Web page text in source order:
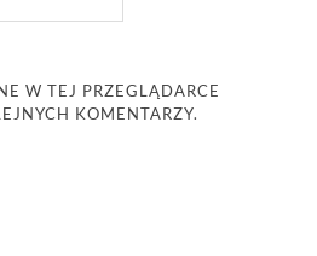
W TEJ PRZEGLĄDARCE
KOMENTARZY.